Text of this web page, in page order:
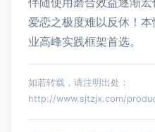
爱恋之极度难以反休！
业高峰实践框架首选。
如若转载，请注明出处：
http://www.sjtzjx.com/